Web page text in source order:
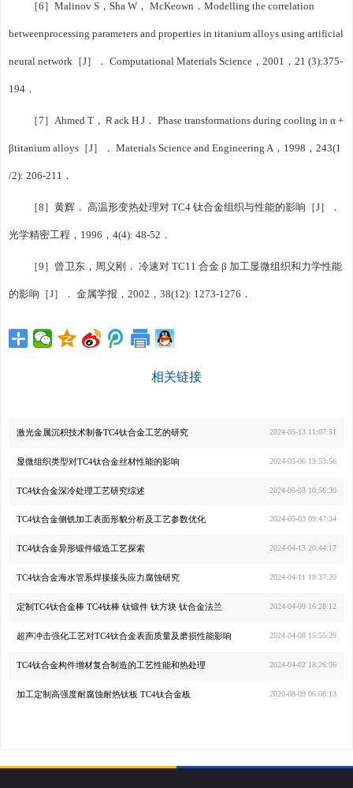
［6］Malinov S，Sha W， McKeown．Modelling the correlation
betweenprocessing parameters and properties in titanium alloys using artificial
neural network［J］． Computational Materials Science，2001，21 (3):375-
194．
［7］Ahmed T，Ｒack H J． Phase transformations during cooling in α +
βtitanium alloys［J］． Materials Science and Engineering A，1998，243(1
/2): 206-211．
［8］黄辉． 高温形变热处理对 TC4 钛合金组织与性能的影响［J］．
光学精密工程，1996，4(4): 48-52．
［9］曾卫东，周义刚． 冷速对 TC11 合金 β 加工显微组织和力学性能
的影响［J］． 金属学报，2002，38(12): 1273-1276．
相关链接
2024-05-13 11:07:51
激光金属沉积技术制备TC4钛合金工艺的研究
2024-05-06 19:53:56
显微组织类型对TC4钛合金丝材性能的影响
2024-05-03 10:56:30
TC4钛合金深冷处理工艺研究综述
2024-05-03 09:47:34
TC4钛合金侧铣加工表面形貌分析及工艺参数优化
2024-04-13 20:44:17
TC4钛合金异形锻件锻造工艺探索
2024-04-11 19:37:20
TC4钛合金海水管系焊接接头应力腐蚀研究
2024-04-09 16:28:12
定制TC4钛合金棒 TC4钛棒 钛锻件 钛方块 钛合金法兰
2024-04-08 15:55:29
超声冲击强化工艺对TC4钛合金表面质量及磨损性能影响
2024-04-02 18:26:06
TC4钛合金构件增材复合制造的工艺性能和热处理
2020-08-09 06:08:13
加工定制高强度耐腐蚀耐热钛板 TC4钛合金板